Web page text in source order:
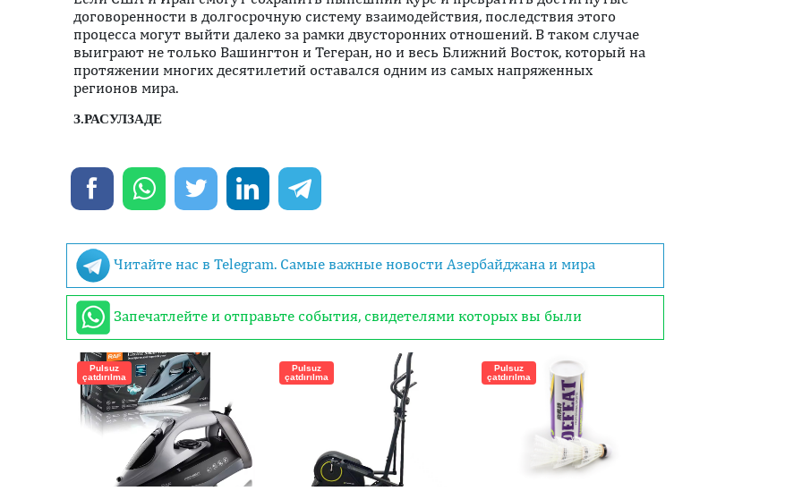
договоренности в долгосрочную систему взаимодействия, последствия этого
процесса могут выйти далеко за рамки двусторонних отношений. В таком случае
выиграют не только Вашингтон и Тегеран, но и весь Ближний Восток, который на
протяжении многих десятилетий оставался одним из самых напряженных
регионов мира.
З.РАСУЛЗАДЕ
Читайте нас в Telegram. Самые важные новости Азербайджана и мира
Запечатлейте и отправьте события, свидетелями которых вы были